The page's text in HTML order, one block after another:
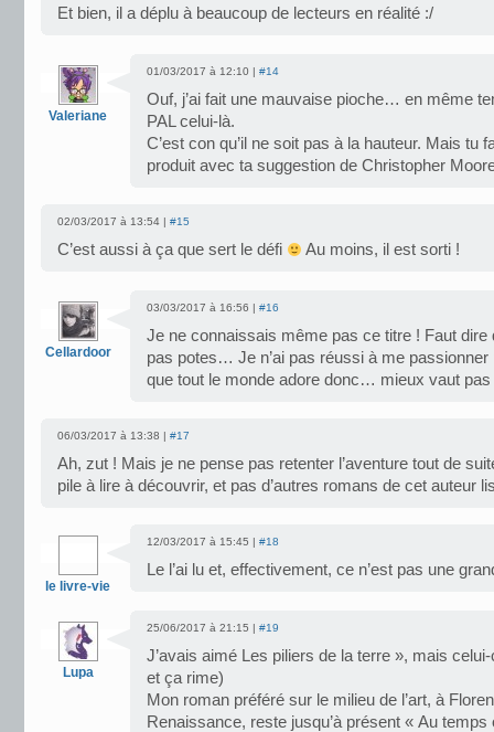
Et bien, il a déplu à beaucoup de lecteurs en réalité :/
Valeriane
01/03/2017 à 12:10 | #14
Ouf, j’ai fait une mauvaise pioche… en même
PAL celui-là.
C’est con qu’il ne soit pas à la hauteur. Mais tu
produit avec ta suggestion de Christopher
02/03/2017 à 13:54 | #15
C’est aussi à ça que sert le défi Au moins, il est sorti !
Cellardoor
03/03/2017 à 16:56 | #16
Je ne connaissais même pas ce titre ! Faut dire
pas potes… Je n’ai pas réussi à me passionner
que tout le monde adore donc… mieux vaut
06/03/2017 à 13:38 | #17
Ah, zut ! Mais je ne pense pas retenter l’aventure tout de
pile à lire à découvrir, et pas d’autres romans de cet auteur
le livre-vie
12/03/2017 à 15:45 | #18
Le l’ai lu et, effectivement, ce n’est pas une
Lupa
25/06/2017 à 21:15 | #19
J’avais aimé Les piliers de la terre », mais
et ça rime)
Mon roman préféré sur le milieu de l’art, à
Renaissance, reste jusqu’à présent « Au